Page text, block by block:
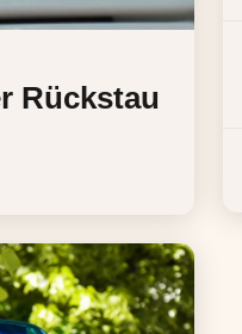
Rückstau